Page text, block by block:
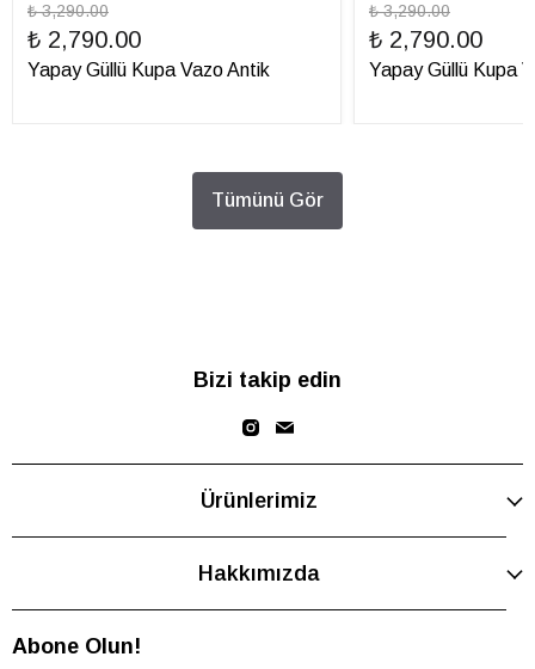
₺ 3,290.00
₺ 2,790.00
Yapay Güllü Kupa Vazo Antik
₺ 3,290.00
₺ 2,790.00
Yapay Güllü Kupa
Tümünü Gör
Bizi takip edin
Ürünlerimiz
Hakkımızda
Abone Olun!